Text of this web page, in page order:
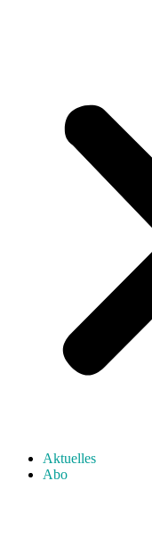
Aktuelles
Abo